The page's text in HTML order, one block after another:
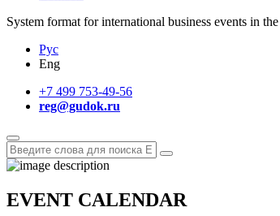
System format for international business events in
Рус
Eng
+7 499 753-49-56
reg@gudok.ru
EVENT CALENDAR